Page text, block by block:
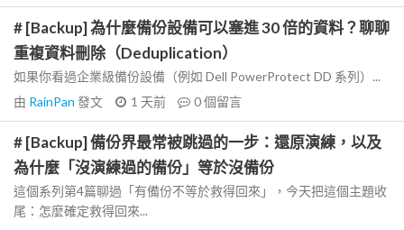
# [Backup] 為什麼備份設備可以塞進 30 倍的資料？聊聊
重複資料刪除（Deduplication）
如果你看過企業級備份設備（例如 Dell PowerProtect DD 系列）...
由 RainPan 發文 1 天前 0個留言
# [Backup] 備份界最常被跳過的一步：還原演練，以及
為什麼「沒演練過的備份」等於沒備份
這個系列第4篇聊過「有備份不等於救得回來」，今天把這個主題收
尾：怎麼確定救得回來...